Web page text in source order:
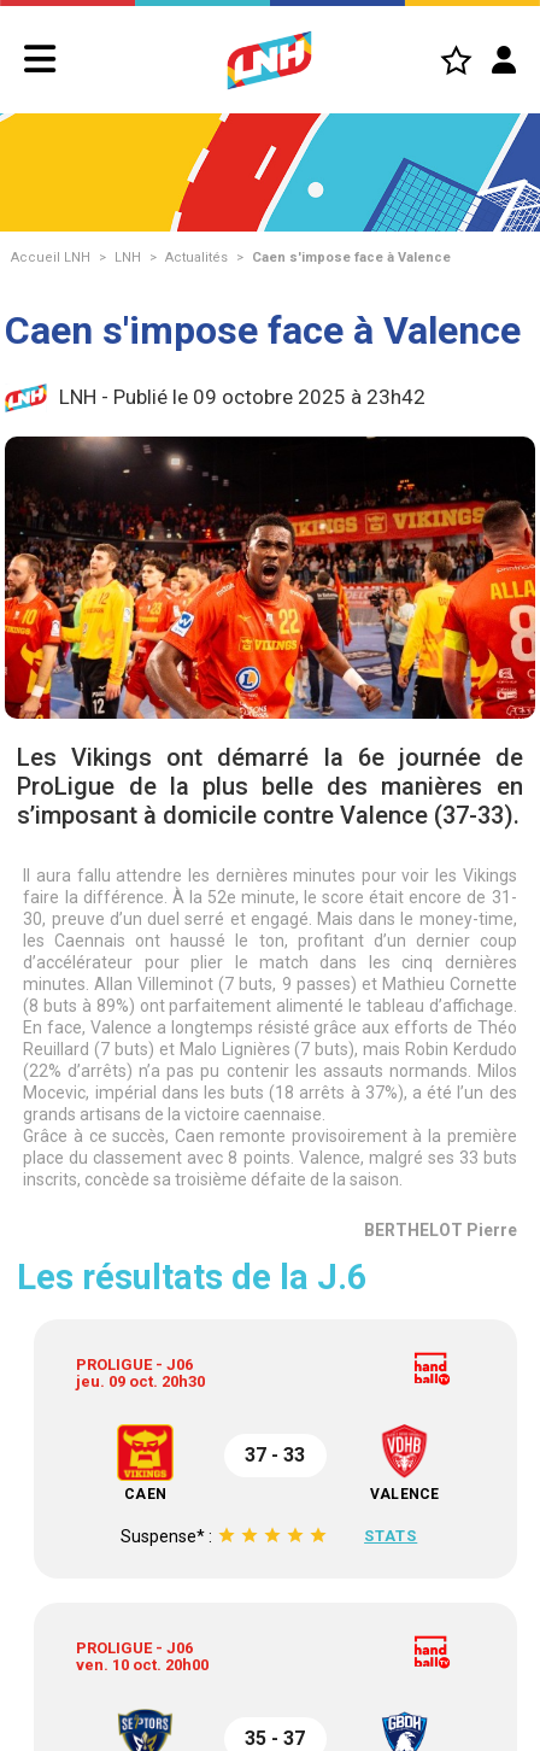
Accueil LNH > LNH > Actualités > Caen s'impose face à Valence
Caen s'impose face à Valence
LNH - Publié le 09 octobre 2025 à 23h42
Les Vikings ont démarré la 6e journée de
ProLigue de la plus belle des manières en
s’imposant à domicile contre Valence (37-33).
Il aura fallu attendre les dernières minutes pour voir les Vikings
faire la différence. À la 52e minute, le score était encore de 31-
30, preuve d’un duel serré et engagé. Mais dans le money-time,
les Caennais ont haussé le ton, profitant d’un dernier coup
d’accélérateur pour plier le match dans les cinq dernières
minutes. Allan Villeminot (7 buts, 9 passes) et Mathieu Cornette
(8 buts à 89%) ont parfaitement alimenté le tableau d’affichage.
En face, Valence a longtemps résisté grâce aux efforts de Théo
Reuillard (7 buts) et Malo Lignières (7 buts), mais Robin Kerdudo
(22% d’arrêts) n’a pas pu contenir les assauts normands. Milos
Mocevic, impérial dans les buts (18 arrêts à 37%), a été l’un des
grands artisans de la victoire caennaise.
Grâce à ce succès, Caen remonte provisoirement à la première
place du classement avec 8 points. Valence, malgré ses 33 buts
inscrits, concède sa troisième défaite de la saison.
BERTHELOT Pierre
Les résultats de la J.6
PROLIGUE - J06
jeu. 09 oct. 20h30
CAEN
37 - 33
VALENCE
Suspense* : star star star star star STATS
PROLIGUE - J06
ven. 10 oct. 20h00
35 - 37